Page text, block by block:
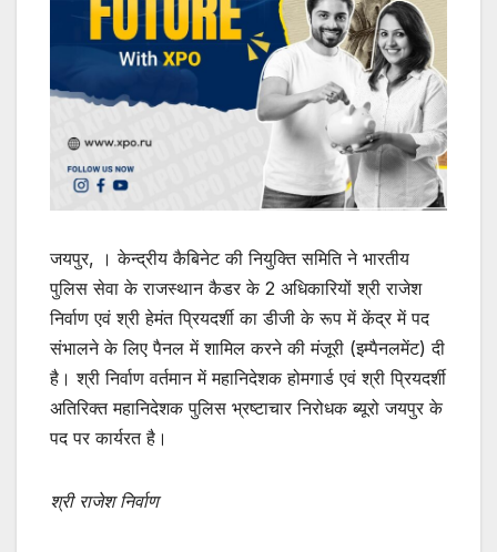
जयपुर, । केन्द्रीय कैबिनेट की नियुक्ति समिति ने भारतीय
पुलिस सेवा के राजस्थान कैडर के 2 अधिकारियों श्री राजेश
निर्वाण एवं श्री हेमंत प्रियदर्शी का डीजी के रूप में केंद्र में पद
संभालने के लिए पैनल में शामिल करने की मंजूरी (इम्पैनलमेंट) दी
है। श्री निर्वाण वर्तमान में महानिदेशक होमगार्ड एवं श्री प्रियदर्शी
अतिरिक्त महानिदेशक पुलिस भ्रष्टाचार निरोधक ब्यूरो जयपुर के
पद पर कार्यरत है।
श्री राजेश निर्वाण